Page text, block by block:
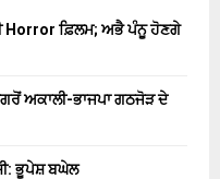
Horror ਫ਼ਿਲਮ; ਅਭੈ ਪੰਨੂ ਹੋਣਗੇ
ਅਕਾਲੀ-ਭਾਜਪਾ ਗਠਜੋੜ ਦੇ
ਭੂਪੇਸ਼ ਬਘੇਲ